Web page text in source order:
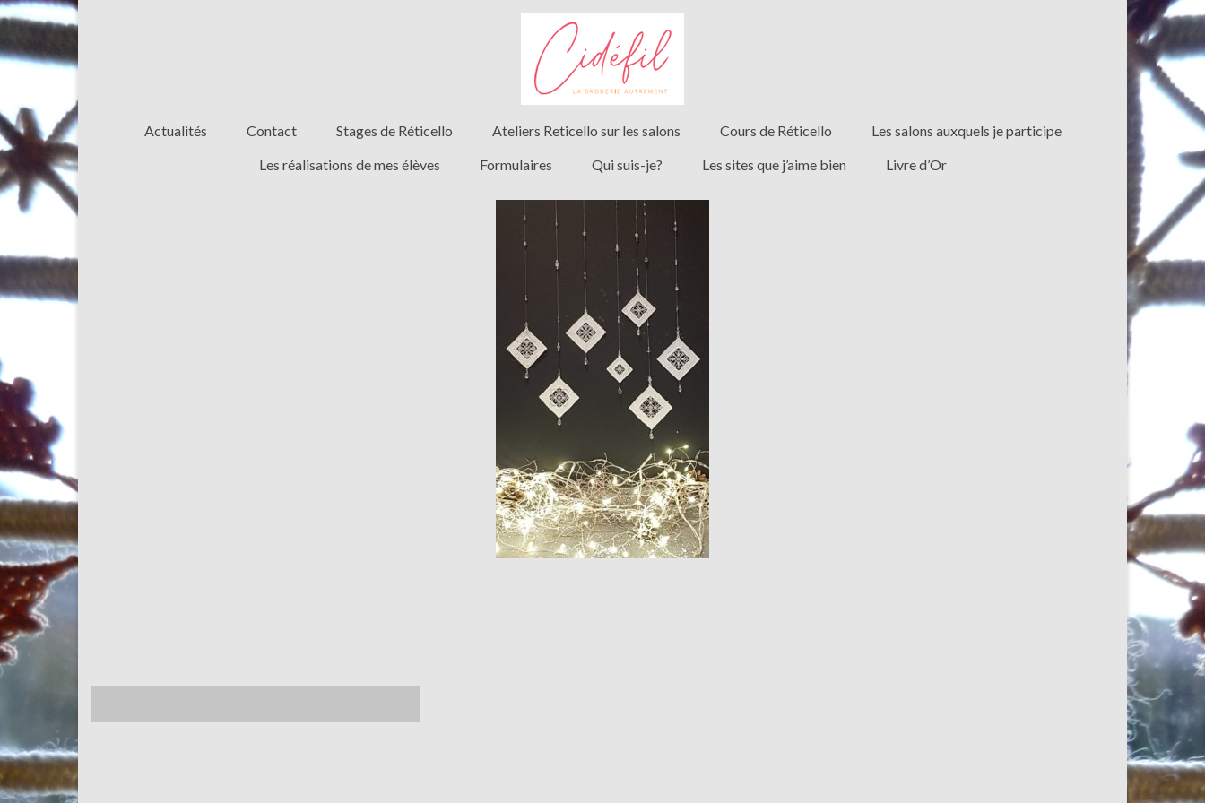
Actualités Contact Stages de Réticello Ateliers Reticello sur les salons Cours de Réticello
Les salons auxquels je participe
Les réalisations de mes élèves
Formulaires Qui suis-je? Les sites que j’aime bien Livre d’Or